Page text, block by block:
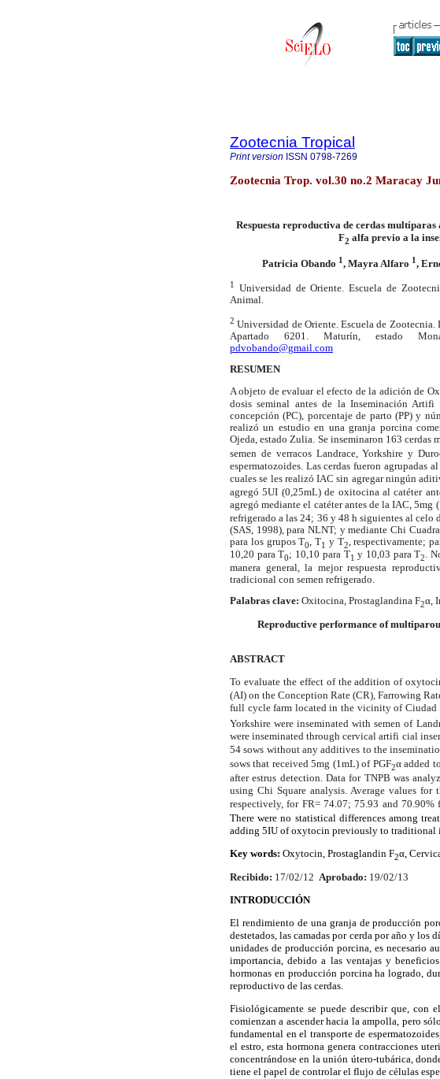
Zootecnia Tropical
Print version ISSN 0798-7269
Zootecnia Trop. vol.30 no.2 Maracay
Respuesta reproductiva de cerdas
F2 alfa previo a la
Patricia Obando 1 , Mayra Alfaro 1 ,
1
Universidad de Oriente. Escuela de
Animal.
2 Universidad de Oriente. Escuela de
Apartado 6201. Maturín, estado
pdvobando@gmail.com
RESUMEN
A objeto de evaluar el efecto de la adición de
dosis seminal antes de la Inseminación
concepción (PC), porcentaje de parto (PP) y
realizó un estudio en una granja porcina
Ojeda, estado Zulia. Se inseminaron 163 cerdas
semen de verracos Landrace, Yorkshire y
espermatozoides. Las cerdas fueron agrupadas
cuales se les realizó IAC sin agregar ningún
agregó 5UI (0,25mL) de oxitocina al catéter
agregó mediante el catéter antes de la IAC, 5mg
refrigerado a las 24; 36 y 48 h siguientes al celo
(SAS, 1998), para NLNT; y mediante Chi
para los grupos T0 , T1 y T2 , respectivamente;
10,20 para T0; 10,10 para T1 y 10,03 para T2.
manera general, la mejor respuesta
tradicional con semen refrigerado.
Palabras clave: Oxitocina, Prostaglandina F2α,
Reproductive performance of
ABSTRACT
To evaluate the effect of the addition of
(AI) on the Conception Rate (CR), Farrowing
full cycle farm located in the vicinity of Ciudad
Yorkshire were inseminated with semen of
were inseminated through cervical artifi cial
54 sows without any additives to the
sows that received 5mg (1mL) of PGF2α added
after estrus detection. Data for TNPB was
using Chi Square analysis. Average values
respectively, for FR= 74.07; 75.93 and 70.90%
There were no statistical differences among
adding 5IU of oxytocin previously to traditional
Key words: Oxytocin, Prostaglandin F2α,
Recibido: 17/02/12 Aprobado: 19/02/13
INTRODUCCIÓN
El rendimiento de una granja de producción
destetados, las camadas por cerda por año y
unidades de producción porcina, es necesario
importancia, debido a las ventajas y
hormonas en producción porcina ha logrado,
reproductivo de las cerdas.
Fisiológicamente se puede describir que, con
comienzan a ascender hacia la ampolla, pero
fundamental en el transporte de
el estro, esta hormona genera contracciones
concentrándose en la unión útero-tubárica,
tiene el papel de controlar el flujo de células